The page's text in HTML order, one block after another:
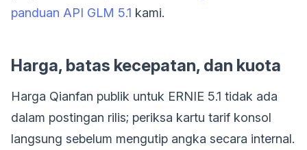
panduan API GLM 5.1 kami.
Harga, batas kecepatan, dan kuota
Harga Qianfan publik untuk ERNIE 5.1 tidak ada
dalam postingan rilis; periksa kartu tarif konsol
langsung sebelum mengutip angka secara internal.